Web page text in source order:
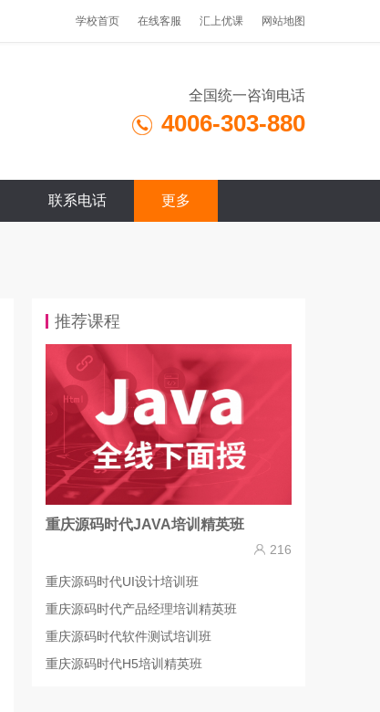
学校首页 在线客服 汇上优课 网站地图
全国统一咨询电话
4006-303-880
联系电话 更多
推荐课程
重庆源码时代JAVA培训精英班
216
重庆源码时代UI设计培训班
重庆源码时代产品经理培训精英班
重庆源码时代软件测试培训班
重庆源码时代H5培训精英班